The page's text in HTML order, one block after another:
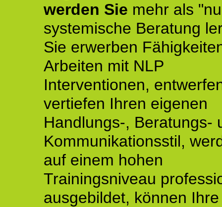
werden Sie mehr als
systemische Beratung
Sie erwerben
Arbeiten mit NLP
Interventionen,
vertiefen Ihren eigenen
Handlungs-, Beratungs-
Kommunikationsstil,
auf einem hohen
Trainingsniveau
ausgebildet, können Ihre